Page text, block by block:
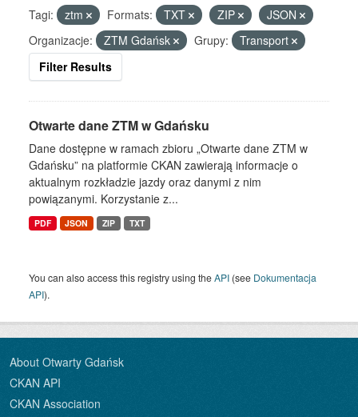
Tagi: ztm Formats: TXT ZIP
JSON
Organizacje:
ZTM Gdańsk Grupy:
Transport
Filter Results
Otwarte dane ZTM w Gdańsku
Dane dostępne w ramach zbioru „Otwarte dane ZTM w
Gdańsku” na platformie CKAN zawierają informacje o
aktualnym rozkładzie jazdy oraz danymi z nim
powiązanymi. Korzystanie z...
PDF JSON ZIP TXT
You can also access this registry using theAPI (see Dokumentacja
API).
About Otwarty Gdańsk
CKAN API
CKAN Association